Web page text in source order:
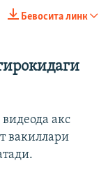
Бевосита линк
акс
вакиллари